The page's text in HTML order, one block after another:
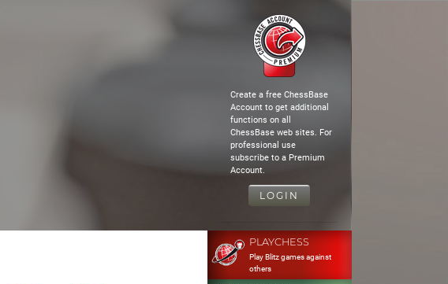
Create a free ChessBase
Account to get additional
functions on all
ChessBase web sites. For
professional use
subscribe to a Premium
Account.
LOGIN
PLAYCHESS
Play Blitz games against
others